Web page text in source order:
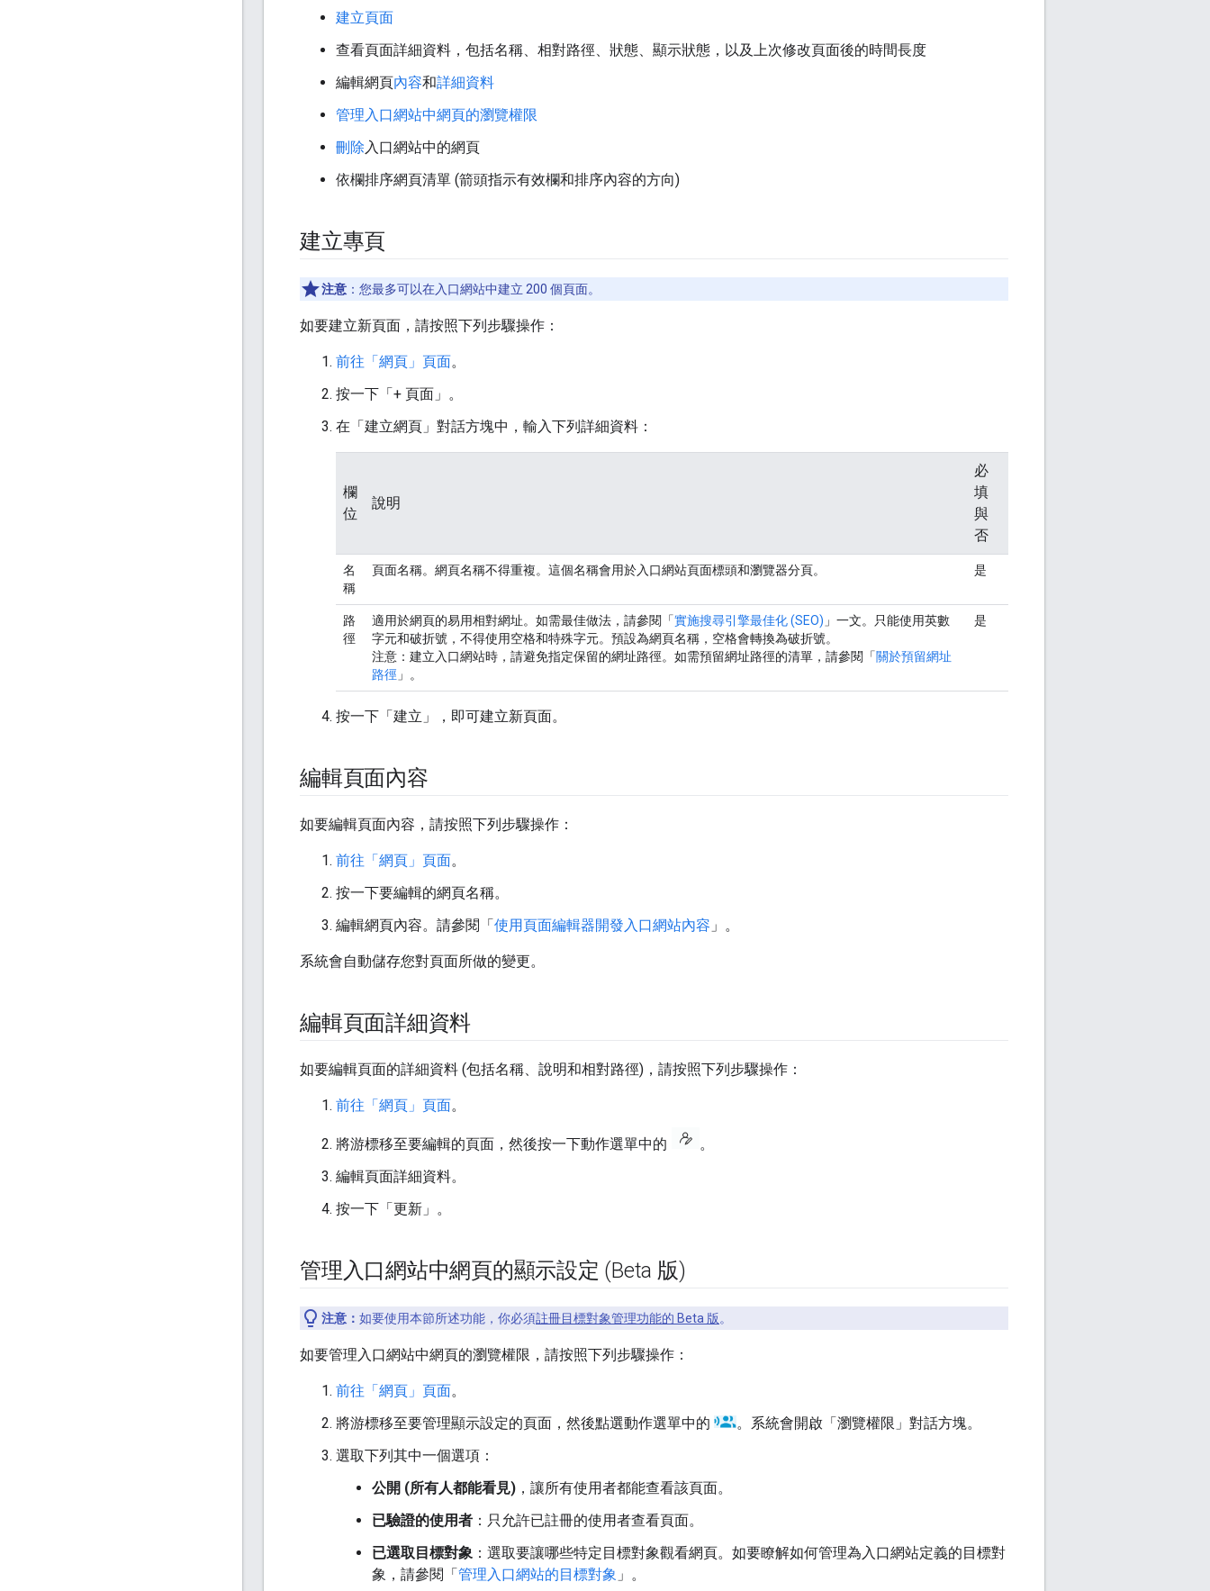
建立頁面
查看頁面詳細資料，包括名稱、相對路徑、狀態、顯示狀態，以及上次修改頁面後的時間長度
編輯網頁內容和詳細資料
管理入口網站中網頁的瀏覽權限
刪除 入口網站中的網頁
依欄排序網頁清單 (箭頭指示有效欄和排序內容的方向)
建立專頁
注意 ：您最多可以在入口網站中建立 200 個頁面。
如要建立新頁面，請按照下列步驟操作：
前往「網頁」頁面。
按一下「+ 頁面」 。
在「建立網頁」對話方塊中，輸入下列詳細資料：
欄
位
說明
必
填
與
否
名
稱
頁面名稱。網頁名稱不得重複。這個名稱會用於入口網站頁面標頭和瀏覽器分頁。 是
路
徑
適用於網頁的易用相對網址。如需最佳做法，請參閱「實施搜尋引擎最佳化 (SEO) 」一文。只能使用英數
字元和破折號，不得使用空格和特殊字元。預設為網頁名稱，空格會轉換為破折號。
注意 ：建立入口網站時，請避免指定保留的網址路徑。如需預留網址路徑的清單，請參閱「關於預留網址
路徑 」。
是
按一下「建立」 ，即可建立新頁面。
編輯頁面內容
如要編輯頁面內容，請按照下列步驟操作：
前往「網頁」頁面。
按一下要編輯的網頁名稱。
編輯網頁內容。請參閱「使用頁面編輯器開發入口網站內容 」。
系統會自動儲存您對頁面所做的變更。
編輯頁面詳細資料
如要編輯頁面的詳細資料 (包括名稱、說明和相對路徑)，請按照下列步驟操作：
前往「網頁」頁面。
將游標移至要編輯的頁面，然後按一下動作選單中的
。
編輯頁面詳細資料。
按一下「更新」 。
管理入口網站中網頁的顯示設定 (Beta 版)
注意： 如要使用本節所述功能，你必須註冊目標對象管理功能的 Beta 版。
如要管理入口網站中網頁的瀏覽權限，請按照下列步驟操作：
前往「網頁」頁面。
將游標移至要管理顯示設定的頁面，然後點選動作選單中的
。系統會開啟「瀏覽權限」對話方塊。
選取下列其中一個選項：
公開 (所有人都能看見) ，讓所有使用者都能查看該頁面。
已驗證的使用者 ：只允許已註冊的使用者查看頁面。
已選取目標對象 ：選取要讓哪些特定目標對象觀看網頁。如要瞭解如何管理為入口網站定義的目標對
象，請參閱「管理入口網站的目標對象 」。